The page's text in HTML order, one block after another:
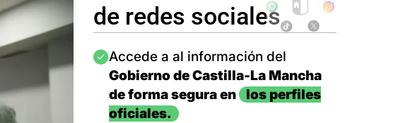
de redes sociales
Imagen
Accede a al información del
Gobierno de Castilla-La Mancha
de forma segura en
los perfiles
oficiales.